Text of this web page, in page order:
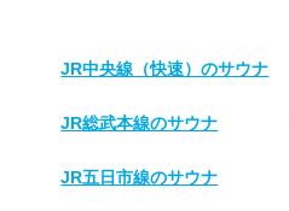
JR中央線（快速）のサウナ
JR総武本線のサウナ
JR五日市線のサウナ